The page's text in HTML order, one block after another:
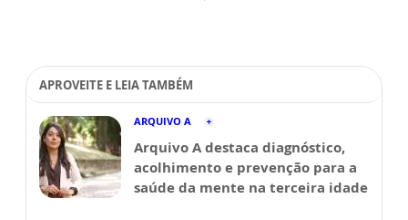
APROVEITE E LEIA TAMBÉM
ARQUIVO A
Arquivo A destaca diagnóstico,
acolhimento e prevenção para a
saúde da mente na terceira idade